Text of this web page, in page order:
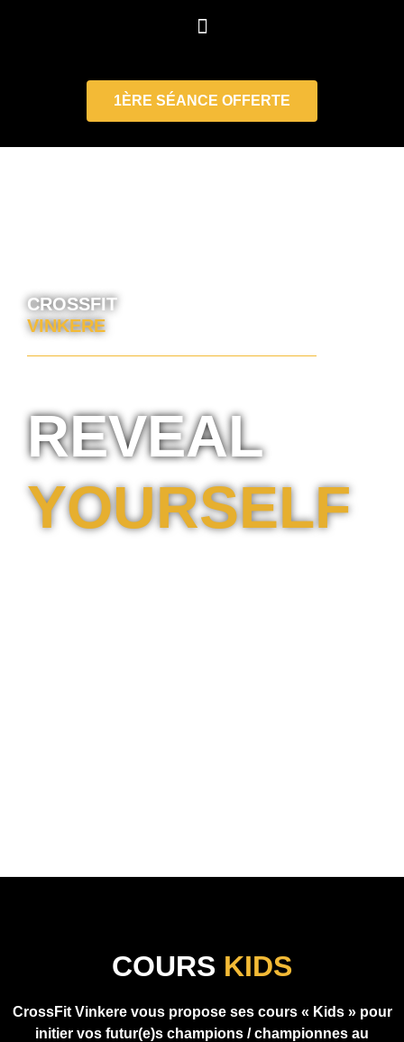
CrossFit Vinkere
1ÈRE SÉANCE OFFERTE
CROSSFIT
VINKERE
REVEAL
YOURSELF
COURS KIDS
CrossFit Vinkere vous propose ses cours « Kids » pour
initier vos futur(e)s champions / championnes au